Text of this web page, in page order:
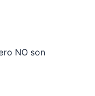
NO son